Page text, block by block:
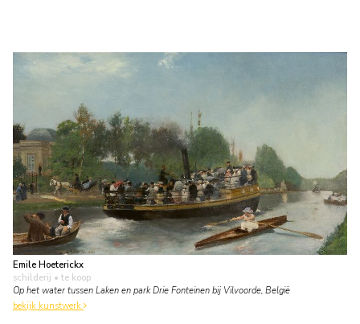
Emile Hoeterickx
schilderij • te koop
Op het water tussen Laken en park Drie Fonteinen bij Vilvoorde, België
bekijk kunstwerk